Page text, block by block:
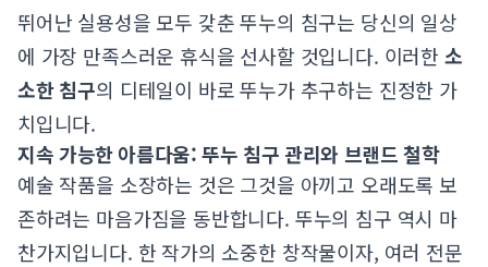
뛰어난 실용성을 모두 갖춘 뚜누의 침구는 당신의 일상
에 가장 만족스러운 휴식을 선사할 것입니다. 이러한 소
소한 침구의 디테일이 바로 뚜누가 추구하는 진정한 가
치입니다.
지속 가능한 아름다움: 뚜누 침구 관리와 브랜드 철학
예술 작품을 소장하는 것은 그것을 아끼고 오래도록 보
존하려는 마음가짐을 동반합니다. 뚜누의 침구 역시 마
찬가지입니다. 한 작가의 소중한 창작물이자, 여러 전문